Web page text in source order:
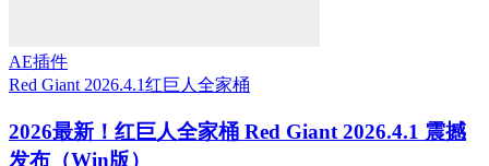
AE插件
Red Giant 2026.4.1红巨人全家桶
2026最新！红巨人全家桶 Red Giant 2026.4.1 震撼
发布（Win版）